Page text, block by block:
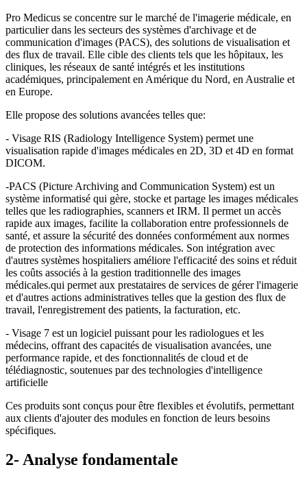
Pro Medicus se concentre sur le marché de l'imagerie médicale, en
particulier dans les secteurs des systèmes d'archivage et de
communication d'images (PACS), des solutions de visualisation et
des flux de travail. Elle cible des clients tels que les hôpitaux, les
cliniques, les réseaux de santé intégrés et les institutions
académiques, principalement en Amérique du Nord, en Australie et
en Europe.
Elle propose des solutions avancées telles que:
- Visage RIS (Radiology Intelligence System) permet une
visualisation rapide d'images médicales en 2D, 3D et 4D en format
DICOM.
-PACS (Picture Archiving and Communication System) est un
système informatisé qui gère, stocke et partage les images médicales
telles que les radiographies, scanners et IRM. Il permet un accès
rapide aux images, facilite la collaboration entre professionnels de
santé, et assure la sécurité des données conformément aux normes
de protection des informations médicales. Son intégration avec
d'autres systèmes hospitaliers améliore l'efficacité des soins et réduit
les coûts associés à la gestion traditionnelle des images
médicales.qui permet aux prestataires de services de gérer l'imagerie
et d'autres actions administratives telles que la gestion des flux de
travail, l'enregistrement des patients, la facturation, etc.
- Visage 7 est un logiciel puissant pour les radiologues et les
médecins, offrant des capacités de visualisation avancées, une
performance rapide, et des fonctionnalités de cloud et de
télédiagnostic, soutenues par des technologies d'intelligence
artificielle
Ces produits sont conçus pour être flexibles et évolutifs, permettant
aux clients d'ajouter des modules en fonction de leurs besoins
spécifiques.
2- Analyse fondamentale